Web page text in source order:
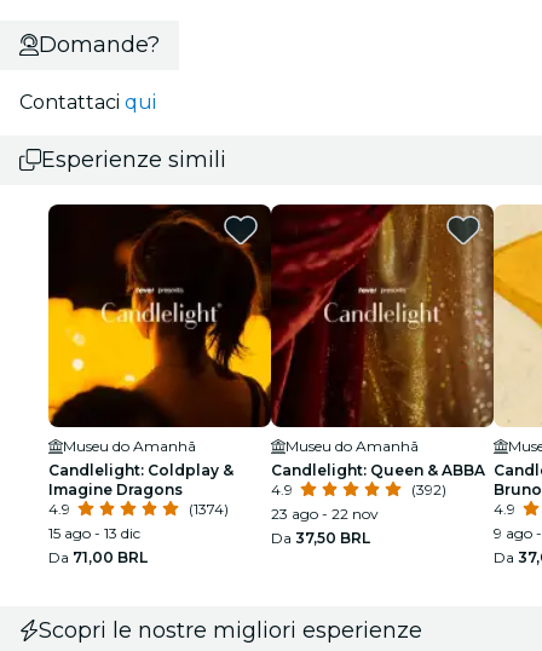
Domande?
Contattaci qui
Esperienze simili
Museu do Amanhã
Candlelight: Coldplay &
Imagine Dragons
4.9
(1374)
15 ago - 13 dic
Da 71,00 BRL
Museu do Amanhã
Candlelight: Queen & ABBA
4.9
(392)
23 ago - 22 nov
Da 37,50 BRL
4.9
9 ago
Da
Scopri le nostre migliori esperienze